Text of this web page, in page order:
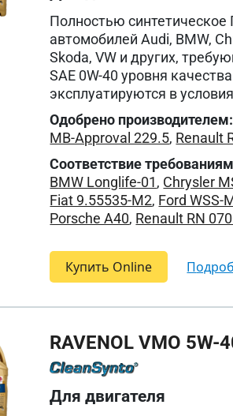
Полностью синтетическое
автомобилей Audi, BMW,
Skoda, VW и других,
SAE 0W-40 уровня
эксплуатируются в
Одобрено производителем:
MB-Approval 229.5, Renault
Соответствие
BMW Longlife-01, Chrysler
Fiat 9.55535-M2, Ford WSS-
Porsche A40, Renault RN
Купить Online
RAVENOL VMO 5W-
Для двигателя